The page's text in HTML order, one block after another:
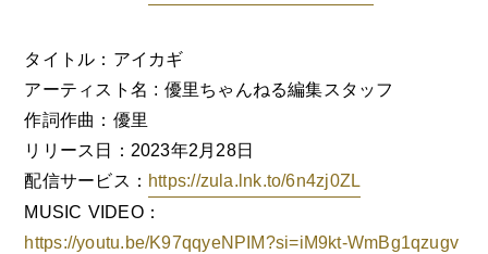
タイトル：アイカギ
アーティスト名 : 優里ちゃんねる編集スタッフ
作詞作曲：優里
リリース日：2023年2月28日
配信サービス： https://zula.lnk.to/6n4zj0ZL
MUSIC VIDEO：
https://youtu.be/K97qqyeNPIM?si=iM9kt-WmBg1qzugv